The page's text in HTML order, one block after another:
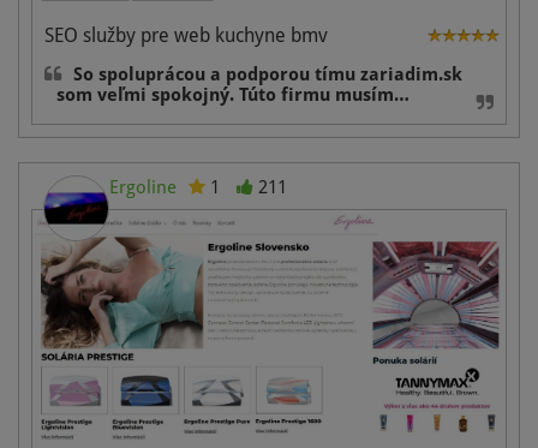
SEO služby pre web kuchyne bmv
So spoluprácou a podporou tímu zariadim.sk
som veľmi spokojný. Túto firmu musím…
Ergoline 1 211